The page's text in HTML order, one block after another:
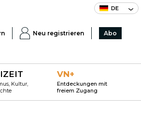
DE
Neu registrieren Abo
Kultur,
VN+
Entdeckungen mit
freiem Zugang